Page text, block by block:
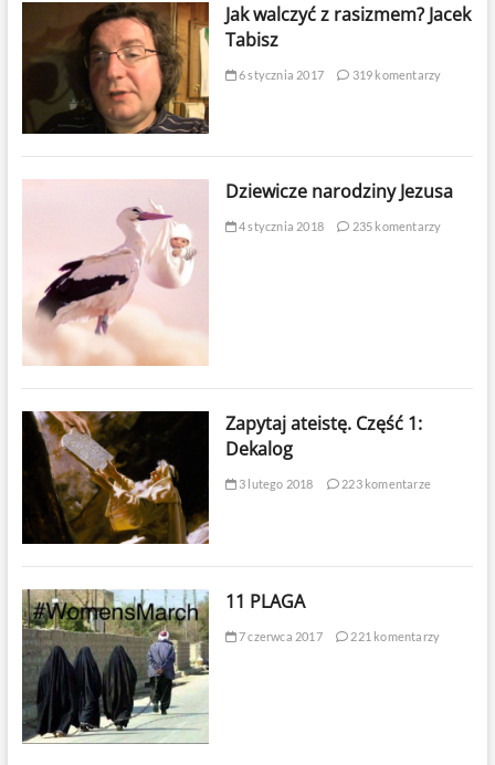
Jak walczyć z rasizmem? Jacek
Tabisz
6 stycznia 2017 319 komentarzy
Dziewicze narodziny Jezusa
4 stycznia 2018 235 komentarzy
Zapytaj ateistę. Część 1:
Dekalog
3 lutego 2018 223 komentarze
11 PLAGA
7 czerwca 2017 221 komentarzy